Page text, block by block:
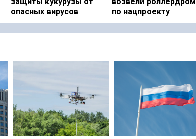
опасных вирусов
по нацпроекту